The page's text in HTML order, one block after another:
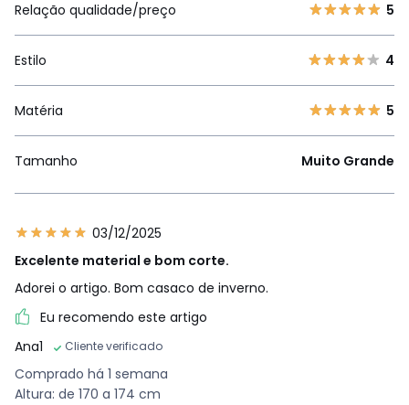
Relação qualidade/preço
5
Estilo 4
Matéria 5
Tamanho Muito Grande
03/12/2025
Excelente material e bom corte.
Adorei o artigo. Bom casaco de inverno.
Eu recomendo este artigo
Ana1
Cliente verificado
Comprado há 1 semana
Altura: de 170 a 174 cm